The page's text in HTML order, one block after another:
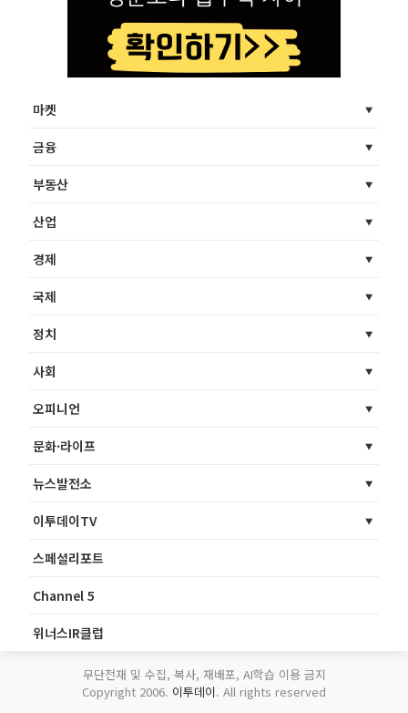
마켓
금융
부동산
산업
경제
국제
정치
사회
오피니언
문화·라이프
뉴스발전소
이투데이TV
스페셜리포트
Channel 5
위너스IR클럽
무단전재 및 수집, 복사, 재배포, AI학습 이용 금지
Copyright 2006. 이투데이. All rights reserved